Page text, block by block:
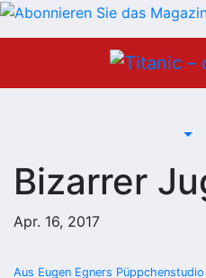
Bizarrer
Apr. 16, 2017
Aus Eugen Egners Püppchenstudio